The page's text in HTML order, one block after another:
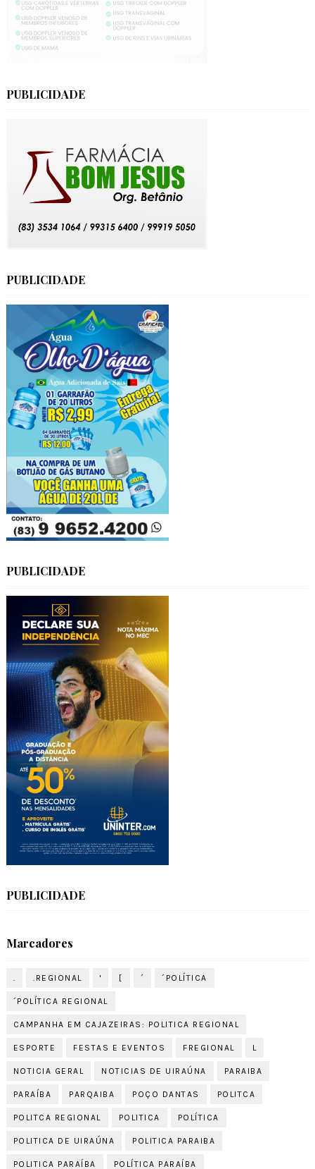
PUBLICIDADE
PUBLICIDADE
PUBLICIDADE
PUBLICIDADE
Marcadores
.REGIONAL ' [ ´ ´POLÍTICA
´POLÍTICA REGIONAL
CAMPANHA EM CAJAZEIRAS: POLITICA REGIONAL
ESPORTE FESTAS E EVENTOS FREGIONAL L
NOTICIA GERAL NOTICIAS DE UIRAÚNA PARAIBA
PARAÍBA PARQAIBA POÇO DANTAS POLITCA
POLITCA REGIONAL POLITICA POLÍTICA
POLITICA DE UIRAÚNA POLITICA PARAIBA
POLITICA PARAÍBA POLÍTICA PARAÍBA